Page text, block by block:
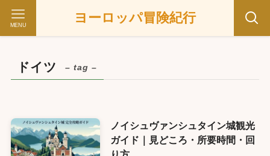
ヨーロッパ冒険紀行
MENU
ドイツ – tag –
ノイシュヴァンシュタイン城観光
ガイド｜見どころ・所要時間・回